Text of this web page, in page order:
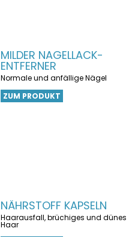
MILDER NAGELLACK-
ENTFERNER
Normale und anfällige Nägel
ZUM PRODUKT
NÄHRSTOFF KAPSELN
Haarausfall, brüchiges und dünes
Haar